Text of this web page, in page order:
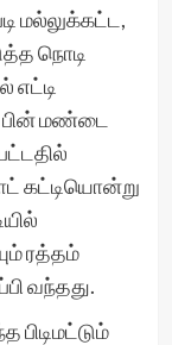
மல்லுக்கட்ட,
நொடி
எட்டி
பின் மண்டை
கட்டியொன்று
ரத்தம்
வந்தது.
பிடிமட்டும்